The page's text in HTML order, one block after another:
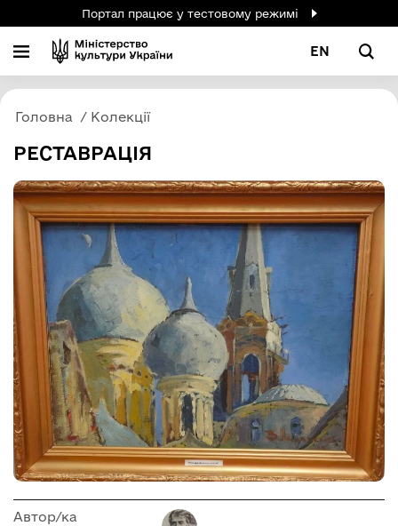
Портал працює у тестовому режимі
EN
Головна Колекції
РЕСТАВРАЦІЯ
Автор/ка